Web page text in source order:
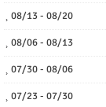
08/13 - 08/20
08/06 - 08/13
07/30 - 08/06
07/23 - 07/30